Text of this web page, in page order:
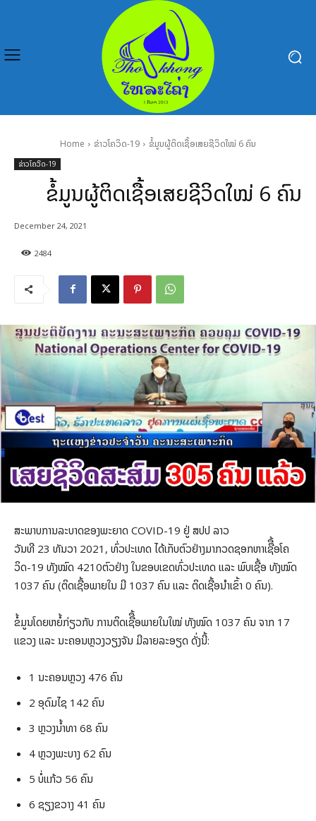
Home ຂ່າວໂຄວິດ-19 ຂໍ້ມູນຜູ້ຕິດເຊື້ອເສຍຊີວິດໃໝ່ 6 ຄົນ
ຂ່າວໂຄວິດ-19
ຂໍ້ມູນຜູ້ຕິດເຊື້ອເສຍຊີວິດໃໝ່ 6 ຄົນ
2484
December 24, 2021
ສະພາບການລະບາດຂອງພະຍາດ COVID-19 ຢູ່ ສປປ ລາວ
ວັນທີ 23 ທັນວາ 2021, ທົ່ວປະເທດ ໄດ້ເກັບຕົວຢ່າງມາກວດຊອກຫາເຊືື້ອໂຄ
ວິດ-19 ທັງໝົດ 4210ຕົວຢ່າງ ໃນຂອບເຂດທົ່ວປະເທດ ແລະ ພົບເຊື້ອ ທັງໝົດ
1037 ຄົນ (ຕິດເຊື້ອພາຍໃນ ມີ 1037 ຄົນ ແລະ ຕິດເຊື້ອນໍາເຂົ້າ 0 ຄົນ).
ຂໍ້ມູນໂດຍຫຍໍ້ກ່ຽວກັບ ການຕິດເຊືື້ອພາຍໃນໃໝ່ ທັງໝົດ 1037 ຄົນ ຈາກ 17
ແຂວງ ແລະ ນະຄອນຫຼວງວຽງຈັນ ມີລາຍລະອຽດ ດັ່ງນີ້:
1 ນະຄອນຫຼວງ 476 ຄົນ
2 ອຸດົມໄຊ 142 ຄົນ
3 ຫຼວງນໍ້າທາ 68 ຄົນ
4 ຫຼວງພະບາງ 62 ຄົນ
5 ບໍ່ແກ້ວ 56 ຄົນ
6 ຊຽງຂວາງ 41 ຄົນ